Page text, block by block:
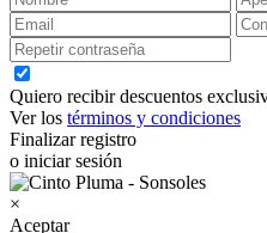
Quiero recibir descuentos
Ver los términos y condiciones
Finalizar registro
o iniciar sesión
×
Aceptar